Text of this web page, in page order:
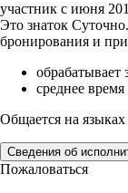
участник с июня
Это знаток
бронирования и
обрабатывает
среднее
Общается на
Сведения об
Пожаловаться